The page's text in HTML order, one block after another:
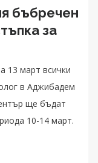
бъбречен
за
13 март всички
в Аджибадем
ще бъдат
10-14 март.